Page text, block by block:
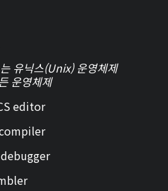
유닉스(Unix) 운영체제
운영체제
editor